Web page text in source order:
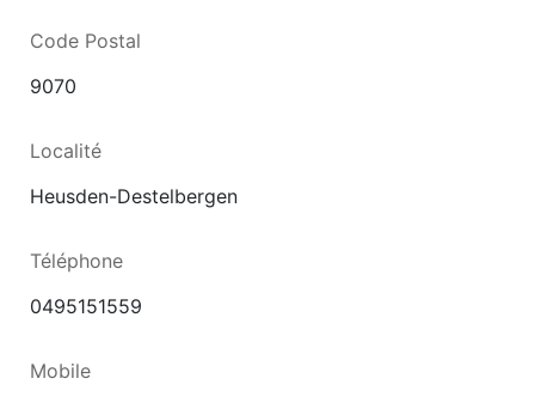
Code Postal
9070
Localité
Heusden-Destelbergen
Téléphone
0495151559
Mobile